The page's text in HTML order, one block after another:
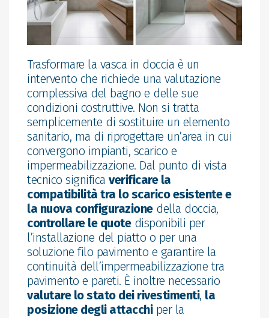
Trasformare la vasca in doccia è un
intervento che richiede una valutazione
complessiva del bagno e delle sue
condizioni costruttive. Non si tratta
semplicemente di sostituire un elemento
sanitario, ma di riprogettare un’area in cui
convergono impianti, scarico e
impermeabilizzazione. Dal punto di vista
tecnico significa verificare la
compatibilità tra lo scarico esistente e
la nuova configurazionedella doccia,
controllare le quotedisponibili per
l’installazione del piatto o per una
soluzione filo pavimento e garantire la
continuità dell’impermeabilizzazione tra
pavimento e pareti. È inoltre necessario
valutare lo stato dei rivestimenti, la
posizione degli attacchiper la